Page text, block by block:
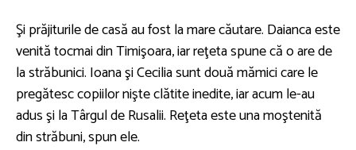
Şi prăjiturile de casă au fost la mare căutare. Daianca este
venită tocmai din Timişoara, iar reţeta spune că o are de
la străbunici. Ioana şi Cecilia sunt două mămici care le
pregătesc copiilor nişte clătite inedite, iar acum le-au
adus şi la Târgul de Rusalii. Reţeta este una moştenită
din străbuni, spun ele.